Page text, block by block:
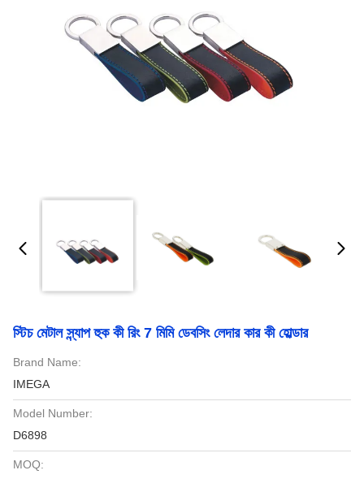
স্টিচ মেটাল স্ন্যাপ হুক কী রিং 7 মিমি ডেবসিং লেদার কার কী হোল্ডার
Brand Name:
IMEGA
Model Number:
D6898
MOQ: